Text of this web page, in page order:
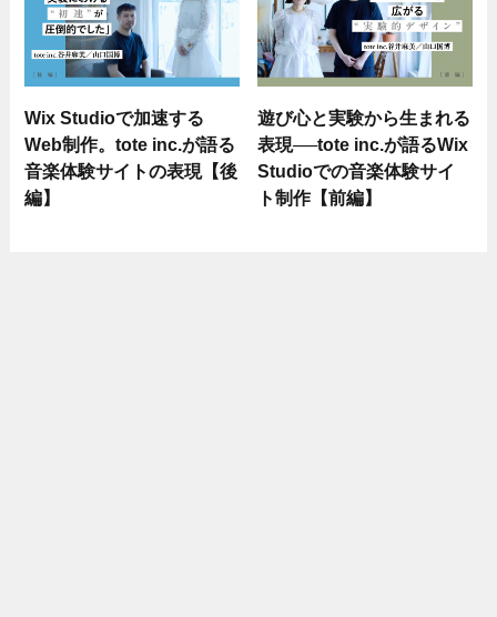
Wix Studioで加速する
Web制作。tote inc.が語る
音楽体験サイトの表現【後
編】
遊び心と実験から生まれる
表現──tote inc.が語るWix
Studioでの音楽体験サイ
ト制作【前編】